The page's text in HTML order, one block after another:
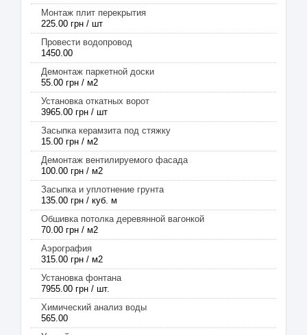
Монтаж плит перекрытия
225.00 грн / шт
Провести водопровод
1450.00
Демонтаж паркетной доски
55.00 грн / м2
Установка откатных ворот
3965.00 грн / шт
Засыпка керамзита под стяжку
15.00 грн / м2
Демонтаж вентилируемого фасада
100.00 грн / м2
Засыпка и уплотнение грунта
135.00 грн / куб. м
Обшивка потолка деревянной вагонкой
70.00 грн / м2
Аэрография
315.00 грн / м2
Установка фонтана
7955.00 грн / шт.
Химический анализ воды
565.00